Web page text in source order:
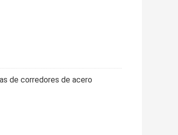
de corredores de acero